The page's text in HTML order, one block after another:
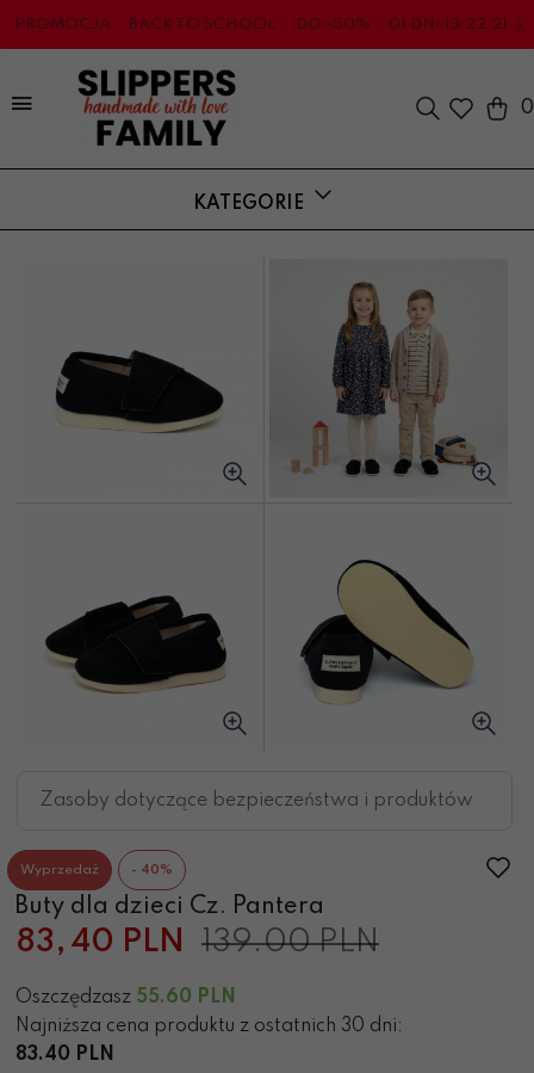
PROMOCJA BACK TO SCHOOL DO -50% 01 DNI 13 :22 :21 x
0
KATEGORIE
Zasoby dotyczące bezpieczeństwa i produktów
Wyprzedaż - 40%
Buty dla dzieci Cz. Pantera
83, 40 PLN 139.00 PLN
Oszczędzasz 55.60 PLN
Najniższa cena produktu z ostatnich 30 dni:
83.40 PLN